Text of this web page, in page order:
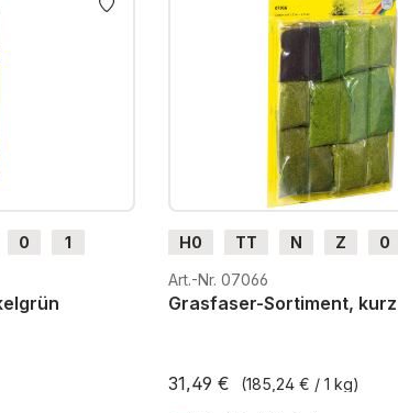
0
1
H0 TT N Z 0
H0m
H0e
Art.-Nr. 07066
Grasfaser-Sortiment, kurz
31,49 € (185,24 € / 1 kg)